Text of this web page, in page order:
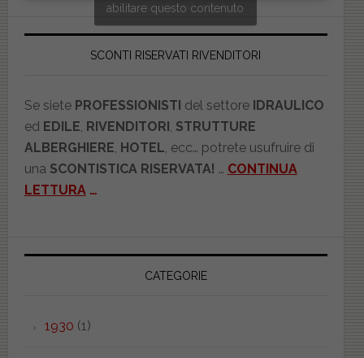
abilitare questo contenuto
SCONTI RISERVATI RIVENDITORI
Se siete PROFESSIONISTI del settore IDRAULICO
ed EDILE RIVENDITORI STRUTTURE
ALBERGHIERE HOTEL , ecc… potrete usufruire di
una SCONTISTICA RISERVATA! … CONTINUA
LETTURA …
CATEGORIE
1930 (1)